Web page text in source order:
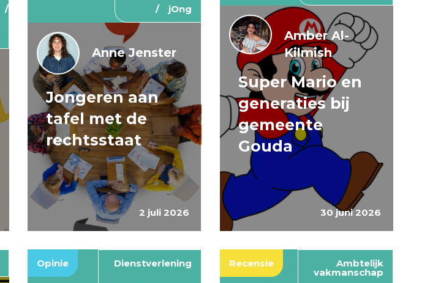
jOng
2 juli 2026
Anne Jenster
Jongeren aan
tafel met de
rechtsstaat
30 juni 2026
Amber Al-
Kilmish
Super Mario en
generaties bij
gemeente
Gouda
Opinie Dienstverlening Recensie Ambtelijk
vakmanschap